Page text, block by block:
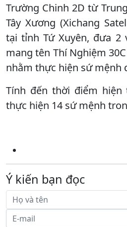
Trường Chinh 2D từ
Tây Xương (Xichang
tại tỉnh Tứ Xuyên, đưa 2
mang tên Thí Nghiệm
nhằm thực hiện sứ mệnh
Tính đến thời điểm hiện
thực hiện 14 sứ mệnh
Ý kiến bạn đọc